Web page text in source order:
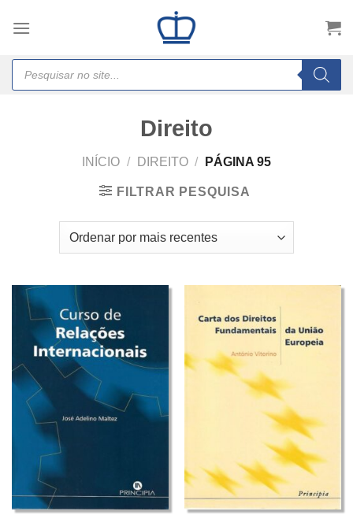
Products
search
Direito
INÍCIO / DIREITO / PÁGINA 95
FILTRAR PESQUISA